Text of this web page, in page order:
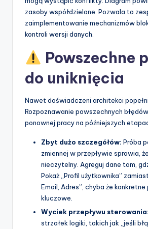
zasoby współdzielone. Pozwala to
zaimplementowanie mechanizmów
kontroli wersji danych.
Powszechne
do uniknięcia
Nawet doświadczeni architekci
Rozpoznawanie powszechnych
ponownej pracy na późniejszych
Zbyt dużo szczegółów: Próba
zmiennej w przepływie sprawia,
nieczytelny. Agreguj dane tam,
Pokaż „Profil użytkownika”
Email, Adres”, chyba że konkretne
kluczowe.
Wyciek przepływu sterowania:
strzałek logiki, takich jak „jeśli